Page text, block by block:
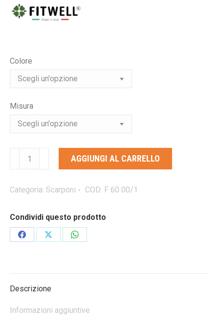
Colore
Misura
scarpone
trekking
AGGIUNGI AL CARRELLO
Categoria: Scarponi COD: F 60 00/1
Condividi questo prodotto
CondividiCondividiCondividi
Descrizione
Informazioni aggiuntive